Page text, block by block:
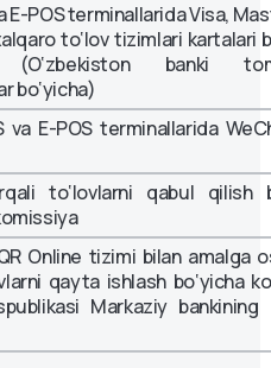
E-POS terminallarida Visa,
to‘lov tizimlari kartalari
(O‘zbekiston banki
bo‘yicha)
E-POS terminallarida
to‘lovlarni qabul qilish
Online tizimi bilan amalga
qayta ishlash bo‘yicha
Markaziy